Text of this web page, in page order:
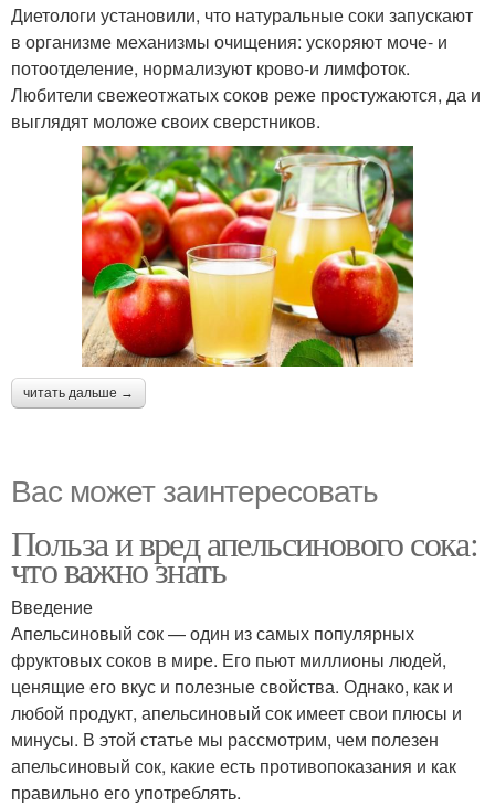
Диетологи установили, что натуральные соки запускают
в организме механизмы очищения: ускоряют моче- и
потоотделение, нормализуют крово‑и лимфоток.
Любители свежеотжатых соков реже простужаются, да и
выглядят моложе своих сверстников.
читать дальше →
Вас может заинтересовать
Польза и вред апельсинового сока:
что важно знать
Введение
Апельсиновый сок — один из самых популярных
фруктовых соков в мире. Его пьют миллионы людей,
ценящие его вкус и полезные свойства. Однако, как и
любой продукт, апельсиновый сок имеет свои плюсы и
минусы. В этой статье мы рассмотрим, чем полезен
апельсиновый сок, какие есть противопоказания и как
правильно его употреблять.